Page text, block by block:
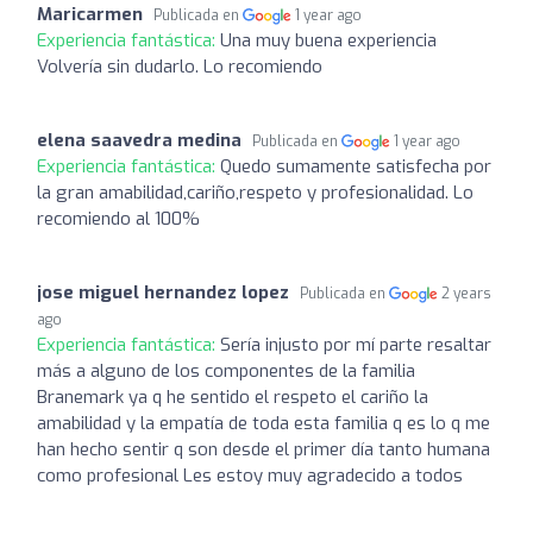
Maricarmen Publicada en 1 year ago
Experiencia fantástica: Una muy buena experiencia
Volvería sin dudarlo. Lo recomiendo
elena saavedra medina Publicada en 1 year ago
Experiencia fantástica: Quedo sumamente satisfecha por
la gran amabilidad,cariño,respeto y profesionalidad. Lo
recomiendo al 100%
jose miguel hernandez lopez Publicada en
2 years
ago
Experiencia fantástica: Sería injusto por mí parte resaltar
más a alguno de los componentes de la familia
Branemark ya q he sentido el respeto el cariño la
amabilidad y la empatía de toda esta familia q es lo q me
han hecho sentir q son desde el primer día tanto humana
como profesional Les estoy muy agradecido a todos